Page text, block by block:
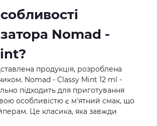
Nomad -
продукція, розроблена
Nomad - Classy Mint 12 ml -
підходить для приготування
особливістю є м'ятний смак, що
Це класика, яка завжди